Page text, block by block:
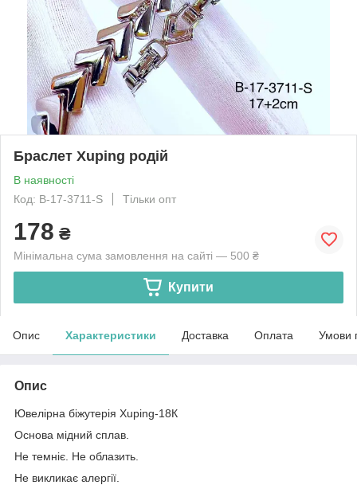
Браслет Xuping родій
В наявності
Код: B-17-3711-S
Тільки опт
178 ₴
Мінімальна сума замовлення на сайті — 500 ₴
Купити
Опис Характеристики Доставка Оплата Умови
Опис
Ювелірна біжутерія Xuping-18К
Основа мідний сплав.
Не темніє. Не облазить.
Не викликає алергії.